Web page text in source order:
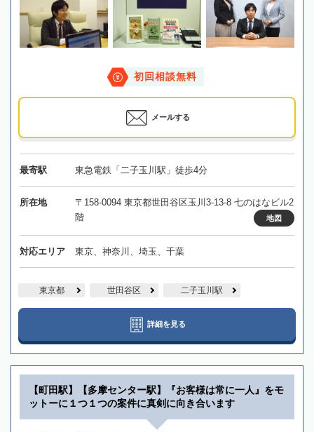
初回相談無料
メールする
最寄駅 東急電鉄「二子玉川駅」徒歩4分
所在地
〒158-0094 東京都世田谷区玉川3-13-8 七のはなビル2
階
地図
対応エリア 東京、神奈川、埼玉、千葉
東京都 世田谷区 二子玉川駅
詳細を見る
【町田駅】【多摩センター駅】『お客様は常に一人』をモ
ットーに１つ１つの案件に真剣に向き合います